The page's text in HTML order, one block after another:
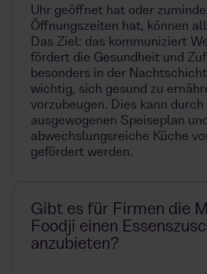
Uhr geöffnet hat oder
Öffnungszeiten hat, können
Das Ziel: das kommuniziert
fördert die Gesundheit und
besonders in der
wichtig, sich gesund zu
vorzubeugen. Dies kann durch
ausgewogenen Speiseplan
abwechslungsreiche Küche
gefördert werden.
Gibt es für Firmen die
Foodji einen
anzubieten?